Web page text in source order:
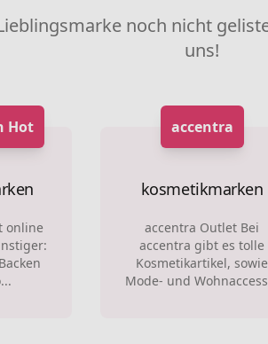
noch nicht
uns!
Hot
online
accentra
kosmetikmarken
accentra Outlet Bei
accentra gibt es tolle
Kosmetikartikel, sowie
Mode- und